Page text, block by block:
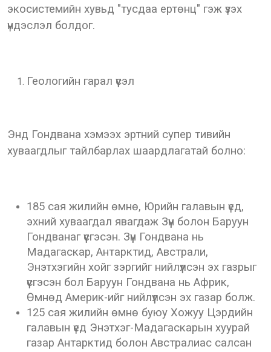
экосистемийн хувьд "тусдаа ертөнц" гэж үзэх
үндэслэл болдог.
Геологийн гарал үүсэл
Энд Гондвана хэмээх эртний супер тивийн
хуваагдлыг тайлбарлах шаардлагатай болно:
185 сая жилийн өмнө, Юрийн галавын үед,
эхний хуваагдал явагдаж Зүүн болон Баруун
Гондванаг үүсгэсэн. Зүүн Гондвана нь
Мадагаскар, Антарктид, Австрали,
Энэтхэгийн хойг зэргийг нийлүүлсэн эх газрыг
үүсгэсэн бол Баруун Гондвана нь Африк,
Өмнөд Америк-ийг нийлүүлсэн эх газар болж.
125 сая жилийн өмнө буюу Хожуу Цэрдийн
галавын үед Энэтхэг-Мадагаскарын хуурай
газар Антарктид болон Австралиас салсан